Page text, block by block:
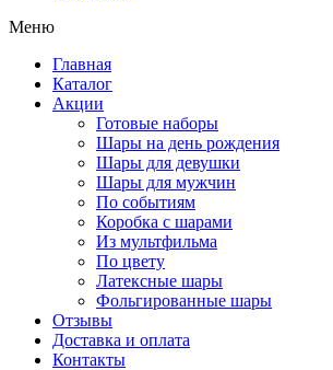
Меню
Главная
Каталог
Акции
Готовые наборы
Шары на день рождения
Шары для девушки
Шары для мужчин
По событиям
Коробка с шарами
Из мультфильма
По цвету
Латексные шары
Фольгированные шары
Отзывы
Доставка и оплата
Контакты